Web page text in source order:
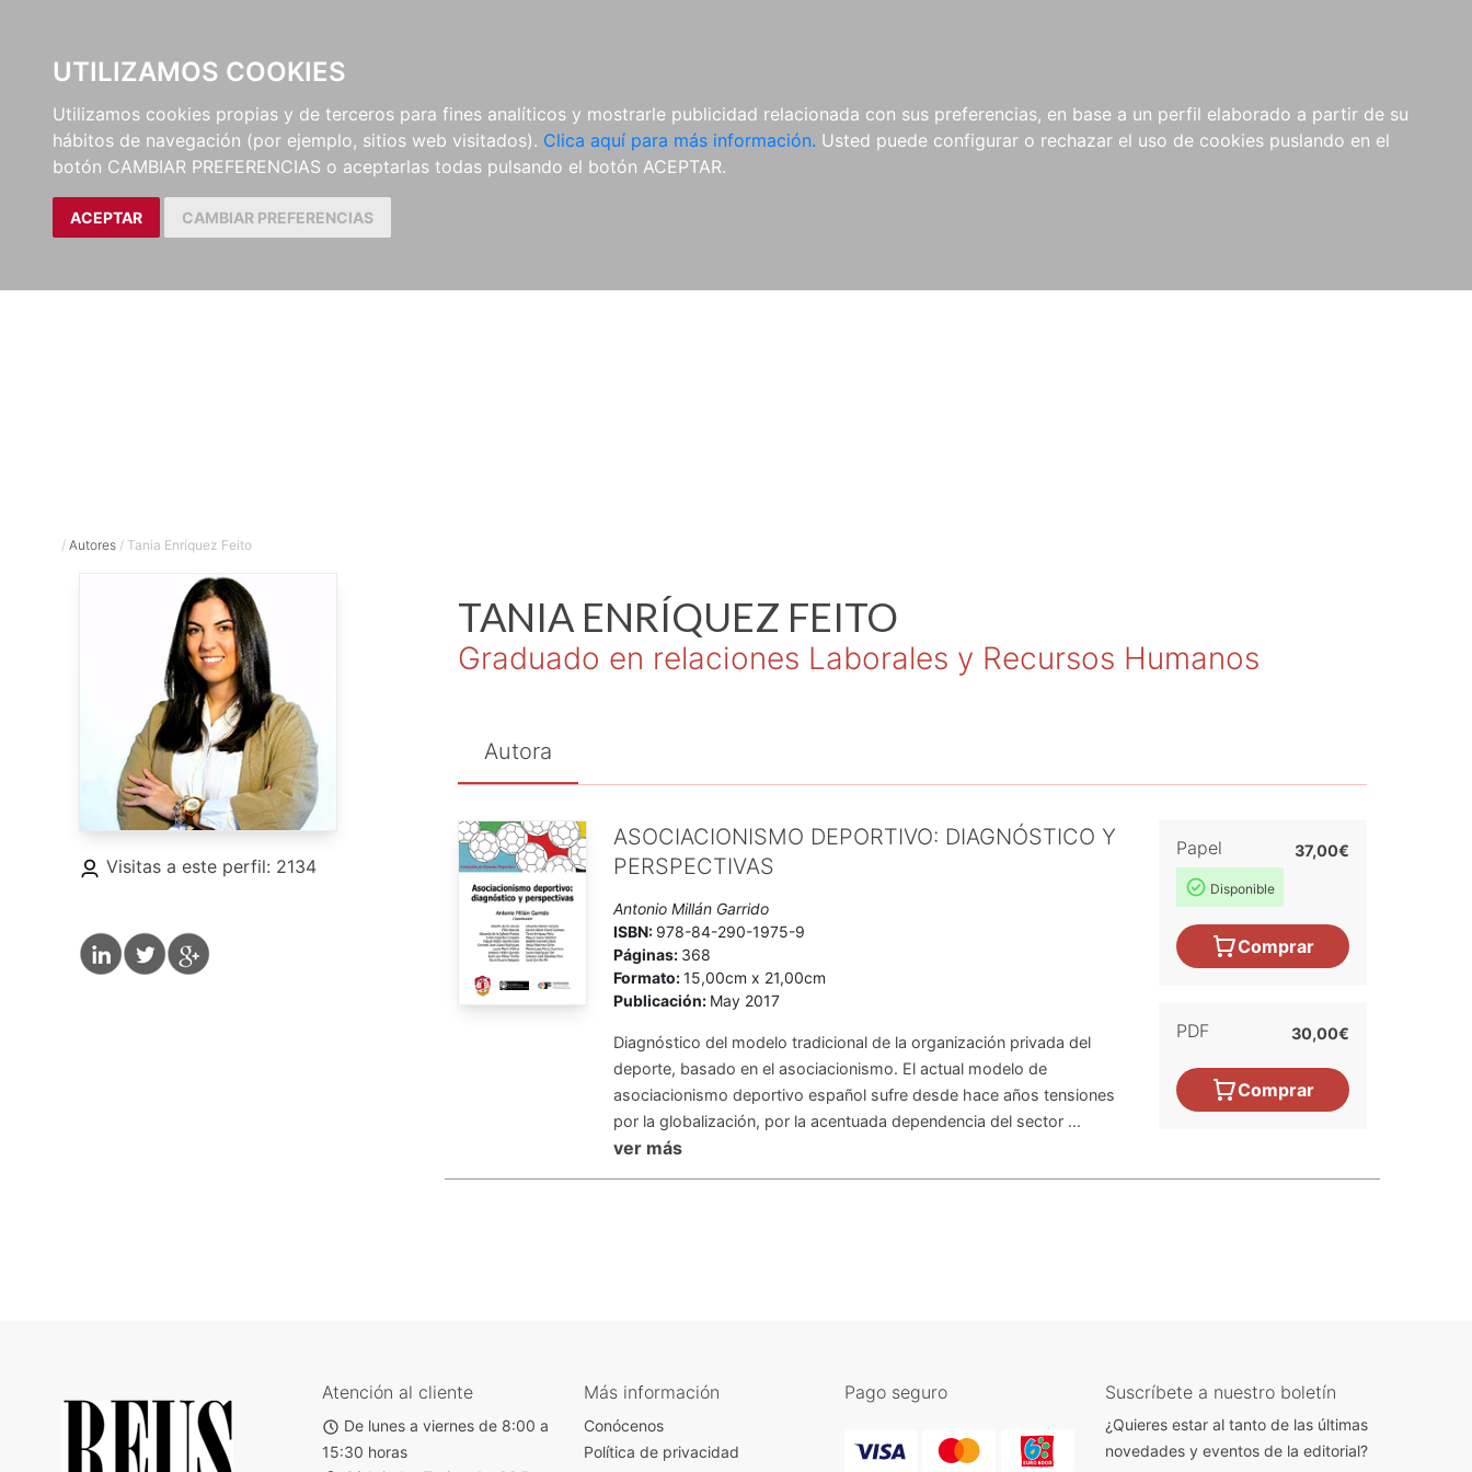
UTILIZAMOS COOKIES
Utilizamos cookies propias y de terceros para fines analíticos y mostrarle publicidad relacionada con sus preferencias, en base a un perfil elaborado a partir de su
hábitos de navegación (por ejemplo, sitios web visitados). Clica aquí para más información. Usted puede configurar o rechazar el uso de cookies puslando en el
botón CAMBIAR PREFERENCIAS o aceptarlas todas pulsando el botón ACEPTAR.
ACEPTAR CAMBIAR PREFERENCIAS
EDITORIAL E-BOOKS
LibrosAutoresColecciones
/ Autores / Tania Enríquez Feito
Visitas a este perfil: 2134
TANIA ENRÍQUEZ FEITO
Graduado en relaciones Laborales y Recursos Humanos
Autora
ASOCIACIONISMO DEPORTIVO: DIAGNÓSTICO Y
PERSPECTIVAS
Antonio Millán Garrido
ISBN: 978-84-290-1975-9
Páginas: 368
Formato:15,00cm x 21,00cm
Publicación: May 2017
Diagnóstico del modelo tradicional de la organización privada del
deporte, basado en el asociacionismo. El actual modelo de
asociacionismo deportivo español sufre desde hace años tensiones
por la globalización, por la acentuada dependencia del sector ...
ver más
Papel
Disponible
37,00€
Comprar
PDF 30,00€
Comprar
Atención al cliente
De lunes a viernes de 8:00 a
15:30 horas
Más información
Conócenos
Política de privacidad
Pago seguro Suscríbete a nuestro boletín
¿Quieres estar al tanto de las últimas
novedades y eventos de la editorial?